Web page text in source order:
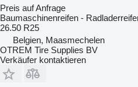
Preis auf Anfrage
Baumaschinenreifen -
26.50 R25
Belgien, Maasmechelen
OTREM Tire Supplies BV
Verkäufer kontaktieren